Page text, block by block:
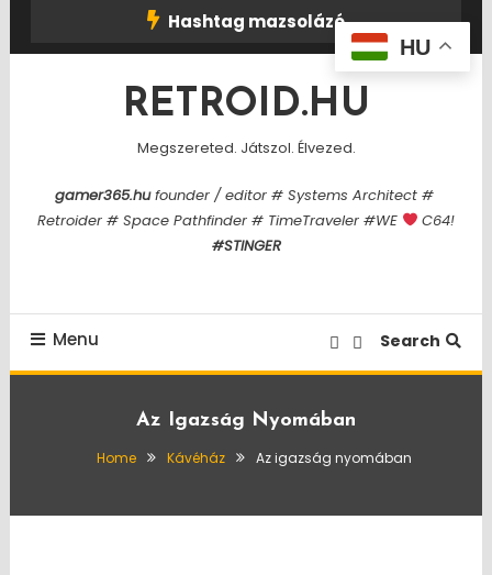
Hashtag mazsolázó
RETROID.HU
Megszereted. Játszol. Élvezed.
gamer365.hufounder / editor # Systems Architect #
Retroider # Space Pathfinder # TimeTraveler #WE
C64!
#STINGER
Menu Search
Az Igazság Nyomában
Home Kávéház Az igazság nyomában
HU